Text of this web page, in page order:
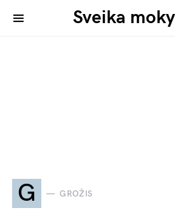
Sveika
G GROŽIS